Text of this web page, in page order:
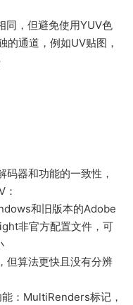
同，但避免使用YUV色
的通道，例如UV贴图，
器和功能的一致性，
和旧版本的Adobe
非官方配置文件，可
但算法更快且没有分辨
：MultiRenders标记，